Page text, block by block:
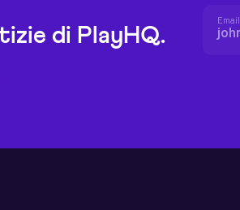
di PlayHQ.
Email